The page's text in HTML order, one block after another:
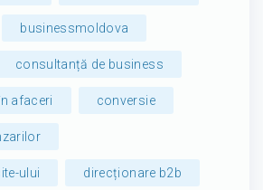
businessmoldova
consultanță de business
afaceri conversie
ului direcționare b2b